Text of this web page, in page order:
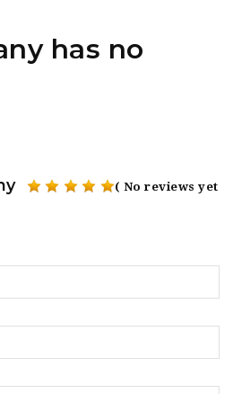
has no
( No reviews yet